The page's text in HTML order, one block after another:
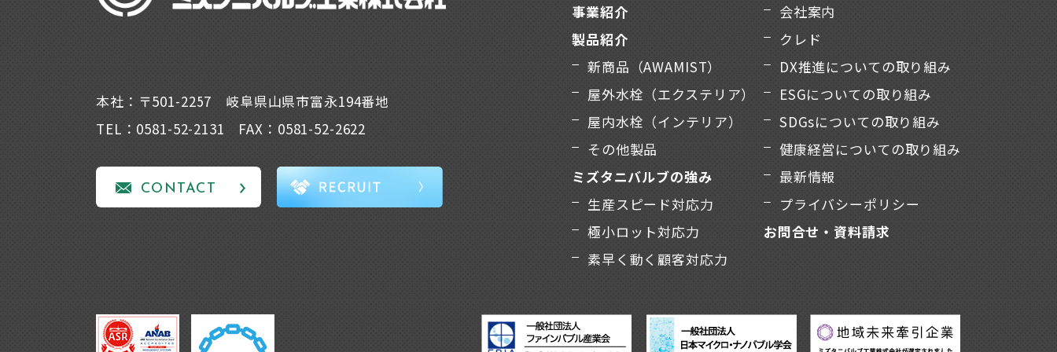
本社：〒501-2257 岐阜県山県市富永194番地
TEL：0581-52-2131 FAX：0581-52-2622
CONTACT
事業紹介
製品紹介
新商品（AWAMIST）
屋外水栓（エクステリア）
屋内水栓（インテリア）
その他製品
ミズタニバルブの強み
生産スピード対応力
極小ロット対応力
素早く動く顧客対応力
会社案内
クレド
DX推進についての取り組み
ESGについての取り組み
SDGsについての取り組み
健康経営についての取り組み
最新情報
プライバシーポリシー
お問合せ・資料請求